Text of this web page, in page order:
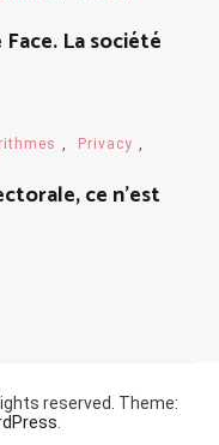
La société
Privacy
ce n’est
rights reserved. Theme: